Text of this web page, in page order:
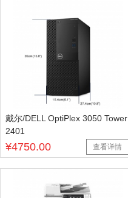
戴尔/DELL OptiPlex 3050 Tower
2401
¥4750.00 查看详情